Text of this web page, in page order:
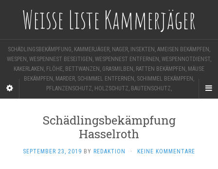
Weisse Liste Kammerjäger
SCHÄDLINGSBEKÄMPFUNG, KAMMERJÄGER, NAGER, INSEKTEN, AMEISEN BEKÄMPFEN,
WESPEN, WESPENNEST BESEITIGEN, WESPENNEST ENTFERNEN, WESPENNOTDIENST,
KAKERLAKEN, FLÖHE, BETTWANZEN, GRASMILBEN, RATTEN BEKÄMPFEN, MÄUSE
BEKÄMPFEN, MARDER, SCHIMMEL ENTFERNEN, SCHIMMEL BEKÄMPFEN,
PFLANZENSCHUTZ, HOLZSCHUTZ, BAUTENSCHUTZ,
Schädlingsbekämpfung
Hasselroth
SEPTEMBER 23, 2019 BY REDAKTION · KEINE KOMMENTARE